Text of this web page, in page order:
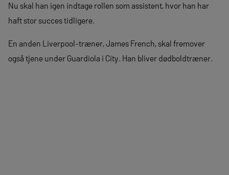
Nu skal han igen indtage rollen som assistent, hvor han har
haft stor succes tidligere.
En anden Liverpool-træner, James French, skal fremover
også tjene under Guardiola i City. Han bliver dødboldtræner.